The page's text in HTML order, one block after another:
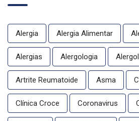
Alergia Alergia Alimentar
Alergias Alergologia
Artrite Reumatoide Asma
Clínica Croce Coronavirus